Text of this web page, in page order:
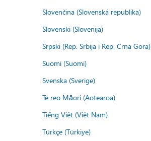
Slovenčina (Slovenská republika)
Slovenski (Slovenija)
Srpski (Rep. Srbija i Rep. Crna Gora)
Suomi (Suomi)
Svenska (Sverige)
Te reo Māori (Aotearoa)
Tiếng Việt (Việt Nam)
Türkçe (Türkiye)